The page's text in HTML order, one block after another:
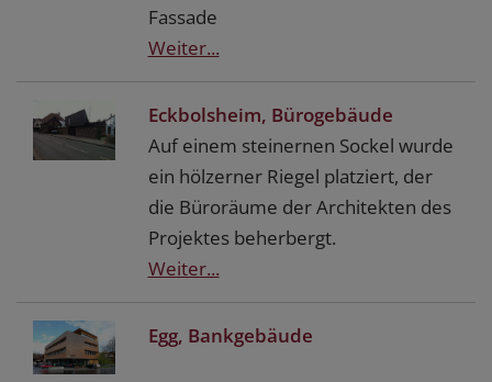
Fassade
Weiter...
Eckbolsheim, Bürogebäude
Auf einem steinernen Sockel wurde
ein hölzerner Riegel platziert, der
die Büroräume der Architekten des
Projektes beherbergt.
Weiter...
Egg, Bankgebäude